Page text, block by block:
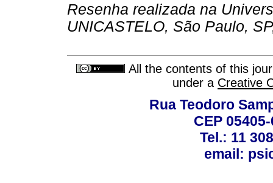
Resenha realizada na
UNICASTELO, São Paulo,
All the contents of this
under a Creative
Rua Teodoro
CEP
Tel.: 11
email: